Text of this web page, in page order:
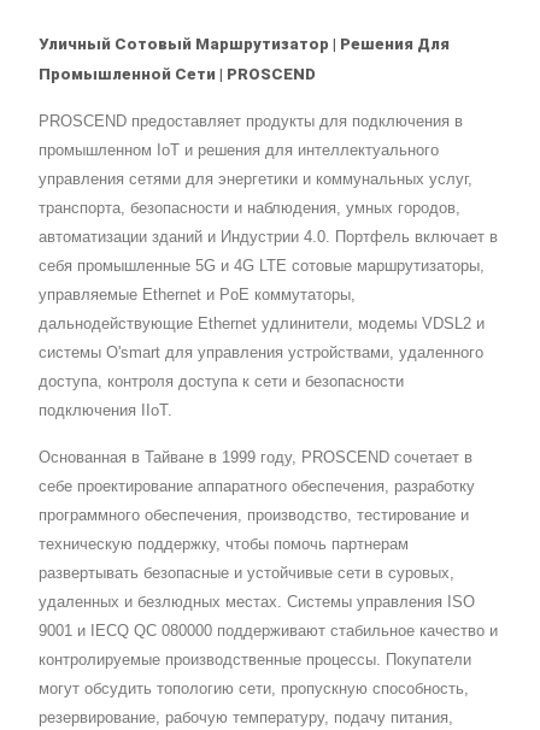
Уличный Сотовый Маршрутизатор | Решения Для
Промышленной Сети | PROSCEND
PROSCEND предоставляет продукты для подключения в
промышленном IoT и решения для интеллектуального
управления сетями для энергетики и коммунальных услуг,
транспорта, безопасности и наблюдения, умных городов,
автоматизации зданий и Индустрии 4.0. Портфель включает в
себя промышленные 5G и 4G LTE сотовые маршрутизаторы,
управляемые Ethernet и PoE коммутаторы,
дальнодействующие Ethernet удлинители, модемы VDSL2 и
системы O'smart для управления устройствами, удаленного
доступа, контроля доступа к сети и безопасности
подключения IIoT.
Основанная в Тайване в 1999 году, PROSCEND сочетает в
себе проектирование аппаратного обеспечения, разработку
программного обеспечения, производство, тестирование и
техническую поддержку, чтобы помочь партнерам
развертывать безопасные и устойчивые сети в суровых,
удаленных и безлюдных местах. Системы управления ISO
9001 и IECQ QC 080000 поддерживают стабильное качество и
контролируемые производственные процессы. Покупатели
могут обсудить топологию сети, пропускную способность,
резервирование, рабочую температуру, подачу питания,